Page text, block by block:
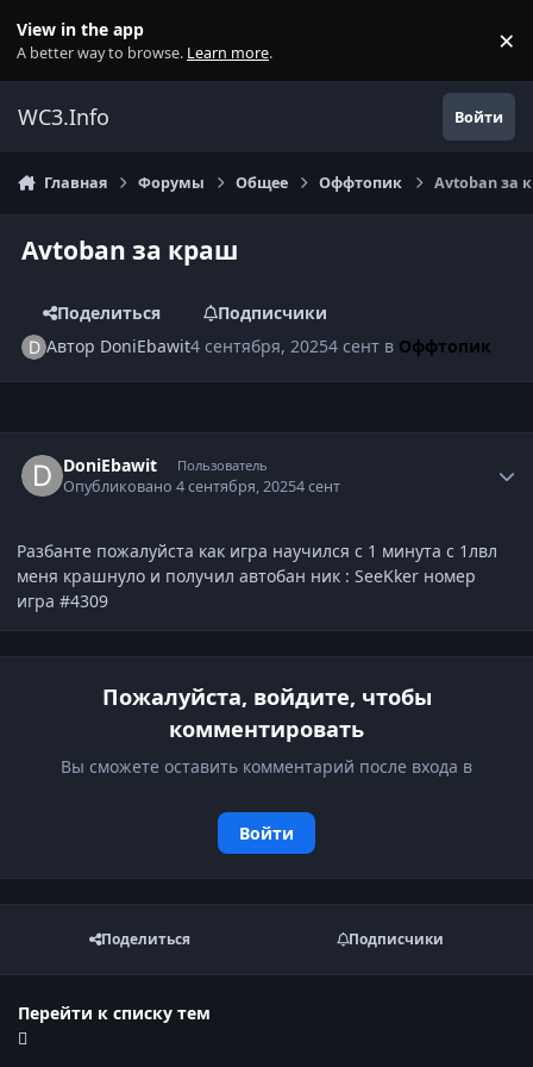
View in the app
A better way to browse. Learn more. ×
WC3.Info Войти
Главная Форумы Общее Оффтопик Avtoban за
Avtoban за краш
Поделиться
Подписчики
Автор DoniEbawit4 сентября, 20254 сент в Оффтопик
DoniEbawit Пользователь
Опубликовано4 сентября, 20254 сент
Разбанте пожалуйста как игра научился с 1 минута с 1лвл
меня крашнуло и получил автобан ник : SeeKker номер
игра #4309
Пожалуйста, войдите, чтобы
комментировать
Вы сможете оставить комментарий после входа в
Войти
Поделиться Подписчики
Перейти к списку тем